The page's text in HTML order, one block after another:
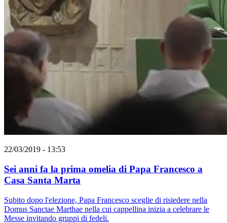
22/03/2019 - 13:53
Sei anni fa la prima omelia di Papa Francesco a
Casa Santa Marta
Subito dopo l'elezione, Papa Francesco sceglie di risiedere nella
Domus Sanctae Marthae nella cui cappellina inizia a celebrare le
Messe invitando gruppi di fedeli.